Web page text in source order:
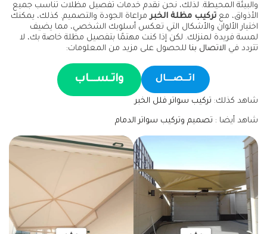
والبيئة المحيطة. لذلك، نحن نقدم خدمات تفصيل مظلات تناسب جميع
الأذواق، مع تركيب مظلة الخبرمراعاة الجودة والتصميم. كذلك، يمكنك
اختيار الألوان والأشكال التي تعكس أسلوبك الشخصي، مما يضيف
لمسة فريدة لمنزلك. لكن إذا كنت مهتمًا بتفصيل مظلة خاصة بك، لا
تتردد في الاتصال بنا للحصول على مزيد من المعلومات:
اتـــصــــال واتـســـاب
شاهد كذلك: تركيب سواتر فلل الخبر
شاهد أيضا : تصميم وتركيب سواتر الدمام